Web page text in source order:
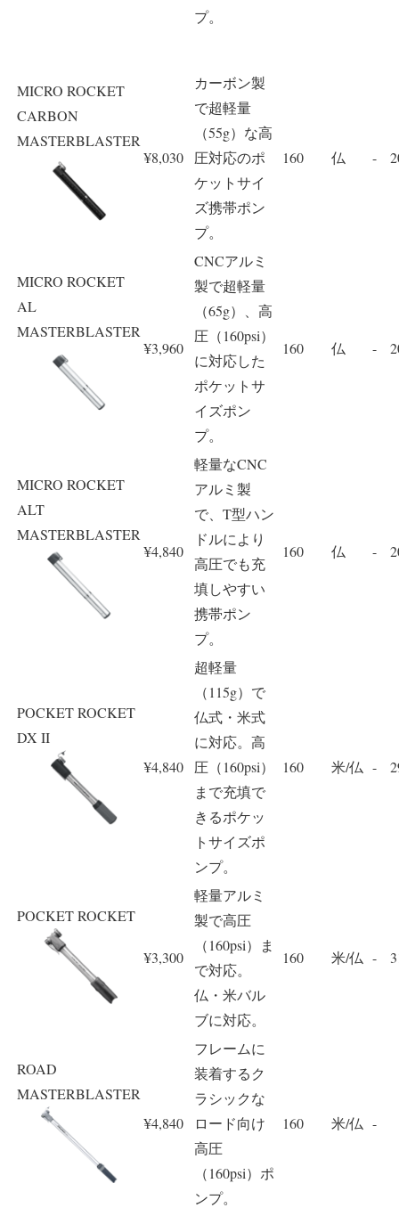
プ。
MICRO ROCKET
CARBON
MASTERBLASTER
¥8,030
カーボン製
で超軽量
（55g）な高
圧対応のポ
ケットサイ
ズ携帯ポン
プ。
160 仏 -
MICRO ROCKET
AL
MASTERBLASTER
¥3,960
CNCアルミ
製で超軽量
（65g）、高
圧（160psi）
に対応した
ポケットサ
イズポン
プ。
160 仏 -
MICRO ROCKET
ALT
MASTERBLASTER
¥4,840
軽量なCNC
アルミ製
で、T型ハン
ドルにより
高圧でも充
填しやすい
携帯ポン
プ。
160 仏 -
POCKET ROCKET
DX II
¥4,840
超軽量
（115g）で
仏式・米式
に対応。高
圧（160psi）
まで充填で
きるポケッ
トサイズポ
ンプ。
160 米/仏 -
POCKET ROCKET
¥3,300
軽量アルミ
製で高圧
（160psi）ま
で対応。
仏・米バル
ブに対応。
160 米/仏 -
ROAD
MASTERBLASTER
¥4,840
フレームに
装着するク
ラシックな
ロード向け
高圧
（160psi）ポ
ンプ。
160 米/仏 -